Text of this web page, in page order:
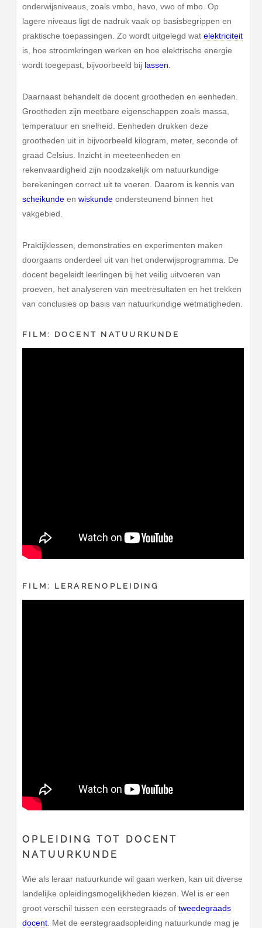
onderwijsniveaus, zoals vmbo, havo, vwo of mbo. Op
lagere niveaus ligt de nadruk vaak op basisbegrippen en
praktische toepassingen. Zo wordt uitgelegd watelektriciteit
is, hoe stroomkringen werken en hoe elektrische energie
wordt toegepast, bijvoorbeeld bij lassen.
Daarnaast behandelt de docent grootheden en eenheden.
Grootheden zijn meetbare eigenschappen zoals massa,
temperatuur en snelheid. Eenheden drukken deze
grootheden uit in bijvoorbeeld kilogram, meter, seconde of
graad Celsius. Inzicht in meeteenheden en
rekenvaardigheid zijn noodzakelijk om natuurkundige
berekeningen correct uit te voeren. Daarom is kennis van
scheikunde enwiskunde ondersteunend binnen het
vakgebied.
Praktijklessen, demonstraties en experimenten maken
doorgaans onderdeel uit van het onderwijsprogramma. De
docent begeleidt leerlingen bij het veilig uitvoeren van
proeven, het analyseren van meetresultaten en het trekken
van conclusies op basis van natuurkundige wetmatigheden.
FILM: DOCENT NATUURKUNDE
FILM: LERARENOPLEIDING
OPLEIDING TOT DOCENT
NATUURKUNDE
Wie als leraar natuurkunde wil gaan werken, kan uit diverse
landelijke opleidingsmogelijkheden kiezen. Wel is er een
groot verschil tussen een eerstegraads oftweedegraads
docent . Met de eerstegraadsopleiding natuurkunde mag je